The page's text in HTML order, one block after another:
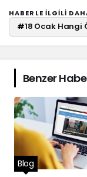
HABERLE ILGILI
#18 Ocak Hangi
Benzer
Blog